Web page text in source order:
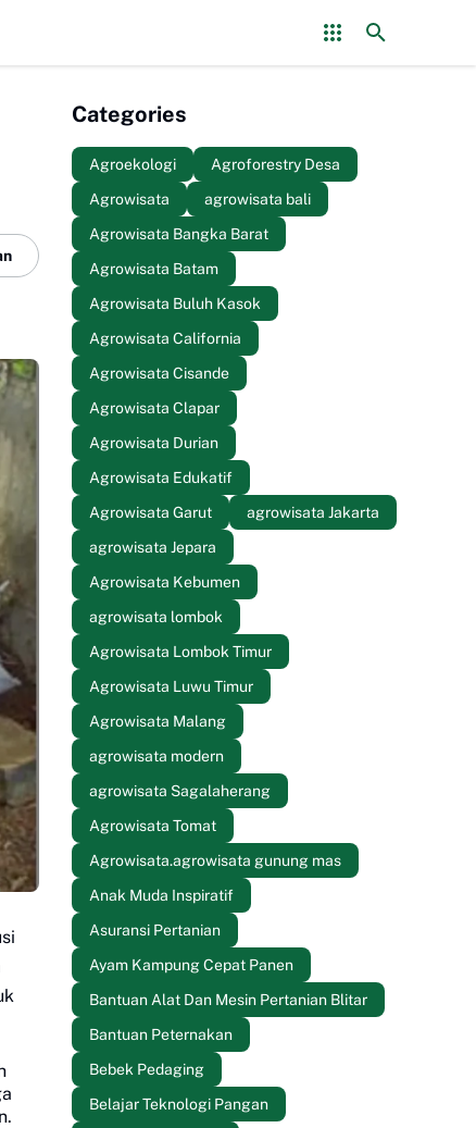
Ditunjuk sebagai Pelatih Timnas Uruguay2026年バリ島のお
Categories
Agroekologi
Agroforestry Desa
Agrowisata
agrowisata bali
Agrowisata Bangka Barat
Agrowisata Batam
Agrowisata Buluh Kasok
Agrowisata California
Agrowisata Cisande
Agrowisata Clapar
Agrowisata Durian
Agrowisata Edukatif
Agrowisata Garut
agrowisata Jakarta
agrowisata Jepara
Agrowisata Kebumen
agrowisata lombok
Agrowisata Lombok Timur
Agrowisata Luwu Timur
Agrowisata Malang
agrowisata modern
agrowisata Sagalaherang
Agrowisata Tomat
Agrowisata.agrowisata gunung mas
Anak Muda Inspiratif
Asuransi Pertanian
Ayam Kampung Cepat Panen
Bantuan Alat Dan Mesin Pertanian Blitar
Bantuan Peternakan
Bebek Pedaging
Belajar Teknologi Pangan